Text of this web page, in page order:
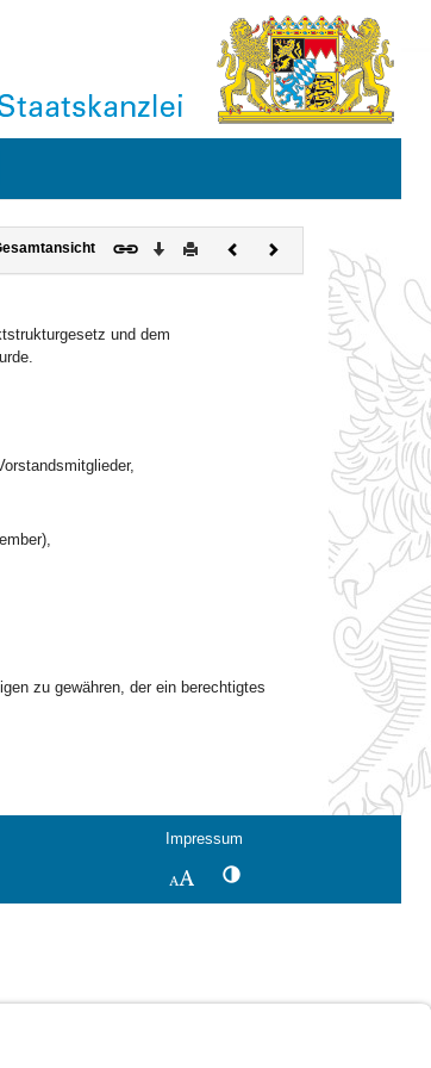
Download
DruckenVorherigesNächstes
Dokument
und dem
zu gewähren, der ein berechtigtes
Impressum
SchriftgrößeKontrastwechsel